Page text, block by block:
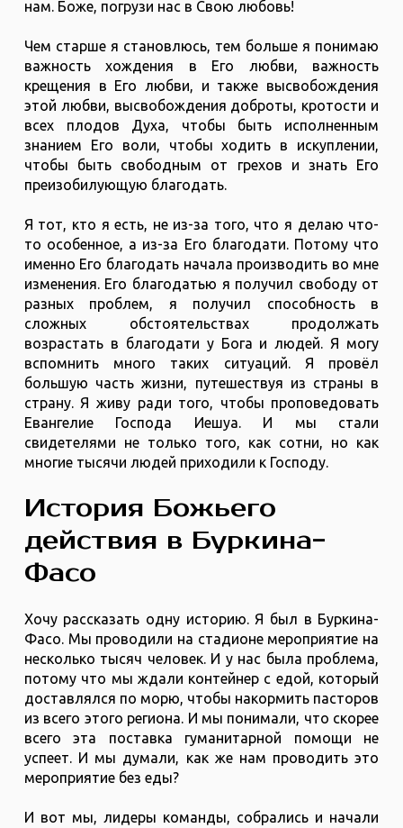
нам. Боже, погрузи нас в Свою любовь!
Чем старше я становлюсь, тем больше я понимаю
важность хождения в Его любви, важность
крещения в Его любви, и также высвобождения
этой любви, высвобождения доброты, кротости и
всех плодов Духа, чтобы быть исполненным
знанием Его воли, чтобы ходить в искуплении,
чтобы быть свободным от грехов и знать Его
преизобилующую благодать.
Я тот, кто я есть, не из-за того, что я делаю что-
то особенное, а из-за Его благодати. Потому что
именно Его благодать начала производить во мне
изменения. Его благодатью я получил свободу от
разных проблем, я получил способность в
сложных обстоятельствах продолжать
возрастать в благодати у Бога и людей. Я могу
вспомнить много таких ситуаций. Я провёл
большую часть жизни, путешествуя из страны в
страну. Я живу ради того, чтобы проповедовать
Евангелие Господа Иешуа. И мы стали
свидетелями не только того, как сотни, но как
многие тысячи людей приходили к Господу.
История Божьего
действия в Буркина-
Фасо
Хочу рассказать одну историю. Я был в Буркина-
Фасо. Мы проводили на стадионе мероприятие на
несколько тысяч человек. И у нас была проблема,
потому что мы ждали контейнер с едой, который
доставлялся по морю, чтобы накормить пасторов
из всего этого региона. И мы понимали, что скорее
всего эта поставка гуманитарной помощи не
успеет. И мы думали, как же нам проводить это
мероприятие без еды?
И вот мы, лидеры команды, собрались и начали